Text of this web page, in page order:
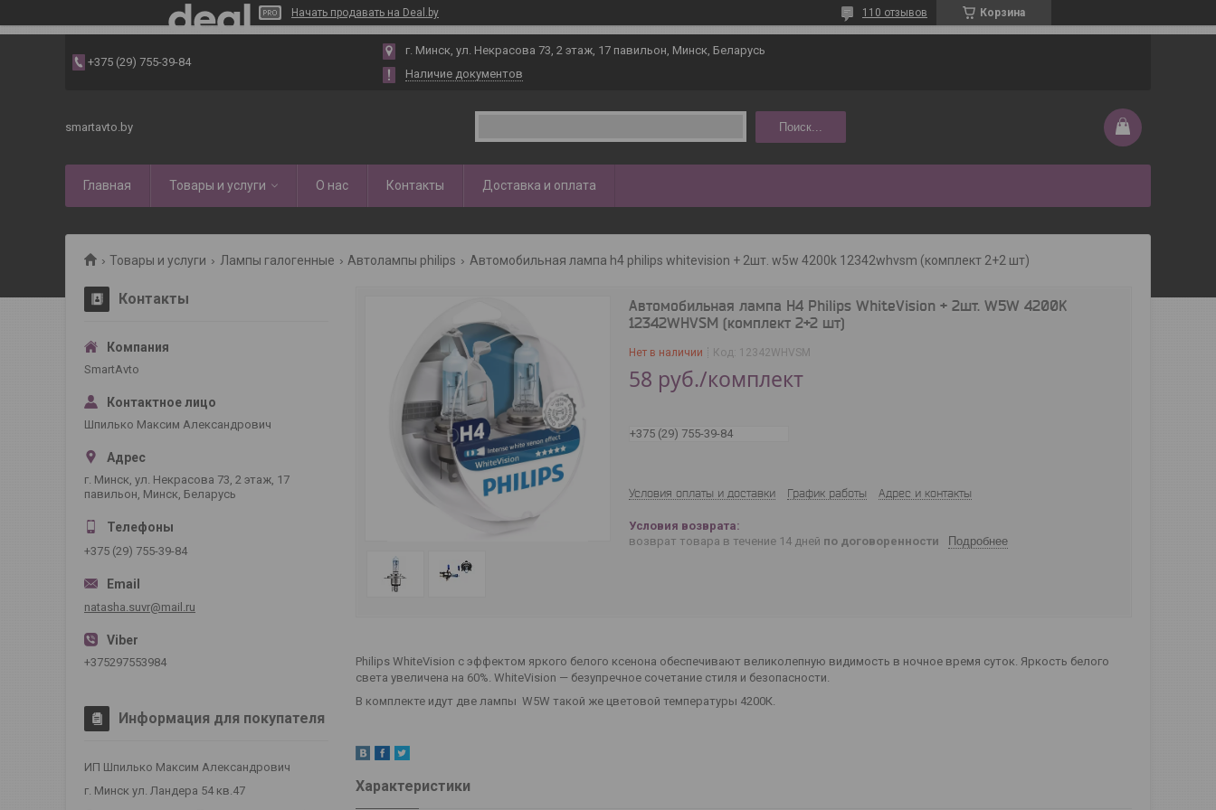
Начать продавать на Deal.by Корзина
110 отзывов
+375 (29) 755-39-84
г. Минск, ул. Некрасова 73, 2 этаж, 17 павильон, Минск, Беларусь
Наличие документов
smartavto.by Поиск...
Главная Товары и услуги О нас Контакты Доставка и оплата
Товары и услуги Лампы галогенные Автолампы philips Автомобильная лампа h4 philips whitevision + 2шт. w5w 4200k 12342whvsm (комплект 2+2 шт)
Автомобильная лампа H4 Philips WhiteVision + 2шт. W5W 4200K
12342WHVSM (комплект 2+2 шт)
Нет в наличии Код: 12342WHVSM
58 руб./комплект
+375 (29) 755-39-84
Условия оплаты и доставки График работы Адрес и контакты
возврат товара в течение 14 дней по договоренности Подробнее
Philips WhiteVision с эффектом яркого белого ксенона обеспечивают великолепную видимость в ночное время суток. Яркость белого
света увеличена на 60%. WhiteVision — безупречное сочетание стиля и безопасности.
В комплекте идут две лампы W5W такой же цветовой температуры 4200К.
Характеристики
Контакты
SmartAvto
Шпилько Максим Александрович
г. Минск, ул. Некрасова 73, 2 этаж, 17
павильон, Минск, Беларусь
+375 (29) 755-39-84
natasha.suvr@mail.ru
+375297553984
Информация для покупателя
ИП Шпилько Максим Александрович
г. Минск ул. Ландера 54 кв.47